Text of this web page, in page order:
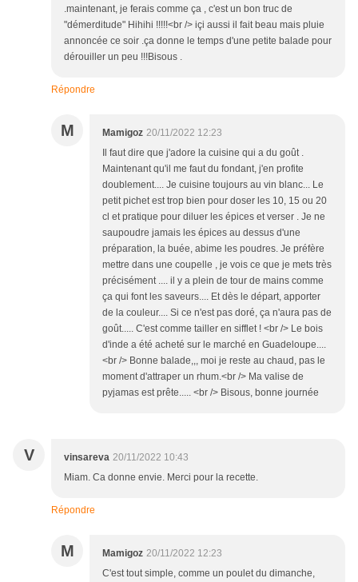
.maintenant, je ferais comme ça , c'est un bon truc de
"démerditude" Hihihi !!!!!<br /> içi aussi il fait beau mais pluie
annoncée ce soir .ça donne le temps d'une petite balade pour
dérouiller un peu !!!Bisous .
Répondre
M Mamigoz 20/11/2022 12:23
Il faut dire que j'adore la cuisine qui a du goût .
Maintenant qu'il me faut du fondant, j'en profite
doublement.... Je cuisine toujours au vin blanc... Le
petit pichet est trop bien pour doser les 10, 15 ou 20
cl et pratique pour diluer les épices et verser . Je ne
saupoudre jamais les épices au dessus d'une
préparation, la buée, abime les poudres. Je préfère
mettre dans une coupelle , je vois ce que je mets très
précisément .... il y a plein de tour de mains comme
ça qui font les saveurs.... Et dès le départ, apporter
de la couleur.... Si ce n'est pas doré, ça n'aura pas de
goût..... C'est comme tailler en sifflet ! <br /> Le bois
d'inde a été acheté sur le marché en Guadeloupe....
<br /> Bonne balade,,, moi je reste au chaud, pas le
moment d'attraper un rhum.<br /> Ma valise de
pyjamas est prête..... <br /> Bisous, bonne journée
V vinsareva 20/11/2022 10:43
Miam. Ca donne envie. Merci pour la recette.
Répondre
M Mamigoz 20/11/2022 12:23
C'est tout simple, comme un poulet du dimanche,